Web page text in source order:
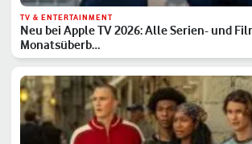
TV & ENTERTAINMENT
Neu bei Apple TV 2026: Alle Serien- und
Monatsüberb…